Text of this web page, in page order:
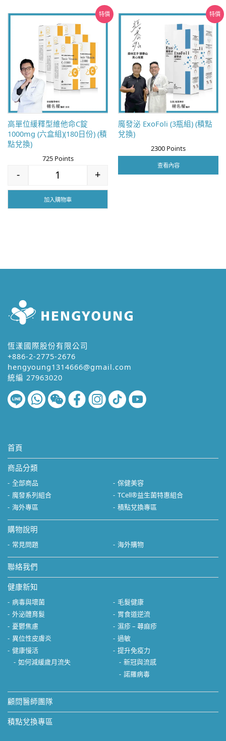
特價
高單位緩釋型維他命C錠
1000mg (六盒組)(180日份) (積
點兌換)
725 Points
高單位緩釋型維他命C錠1000mg (六盒組)(180日份) (積點
- +
加入購物車
特價
魔發泌 ExoFoli (3瓶組) (積點
兌換)
2300 Points
查看內容
恆漾國際股份有限公司
+886-2-2775-2676
hengyoung1314666@gmail.com
統編 27963020
首頁
商品分類
全部商品
保健美容
魔發系列組合
TCell®益生菌特惠組合
海外專區
積點兌換專區
購物說明
常見問題 海外購物
聯絡我們
健康新知
病毒與壞菌 毛髮健康
健康慢活
如何減緩歲月流失
外泌體育髮 胃食道逆流
提升免疫力
新冠與流感
諾羅病毒
憂鬱焦慮
濕疹 – 蕁麻疹
異位性皮膚炎
過敏
顧問醫師團隊
積點兌換專區